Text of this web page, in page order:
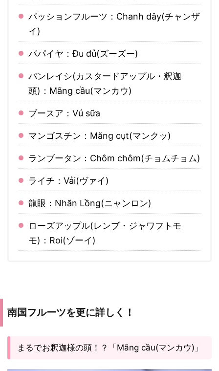
パッションフルーツ：Chanh dây(チャンザ
イ)
パパイヤ：Đu đủ(ズーズー)
バンレイシ(カスタードアップル・釈迦
頭)：Mãng cầu(マンカウ)
ブースア：Vú sữa
マンゴスチン：Măng cụt(マンクッ)
ランブータン：Chôm chôm(チョムチョム)
ライチ：Vải(ヴァイ)
龍眼：Nhãn Lồng(ニャンロン)
ローズアップル(レンブ・ジャワフトモ
モ)：Roi(ゾーイ)
南国フルーツを更に詳しく！
まるでお釈迦様の頭！？「Mãng cầu(マンカウ)」